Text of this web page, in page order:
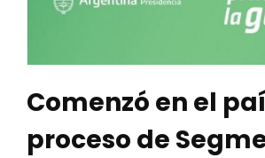
Comenzó en el
proceso de